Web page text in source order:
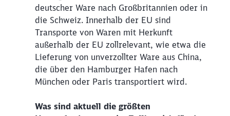
deutscher Ware nach Großbritannien oder in
die Schweiz. Innerhalb der EU sind
Transporte von Waren mit Herkunft
außerhalb der EU zollrelevant, wie etwa die
Lieferung von unverzollter Ware aus China,
die über den Hamburger Hafen nach
München oder Paris transportiert wird.
Was sind aktuell die größten